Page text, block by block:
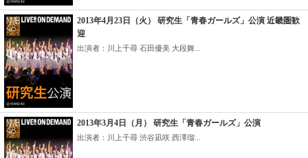
2013年4月23日（火） 研究生「青春ガールズ」公演 近畿圏歓
迎
出演者：川上千尋 石田優美 大段舞...
2013年3月4日（月） 研究生「青春ガールズ」公演
出演者：川上千尋 渋谷凪咲 西澤瑠...